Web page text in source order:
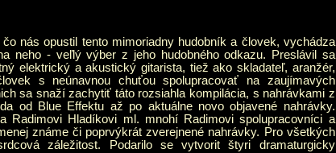
nás opustil tento mimoriadny hudobník a človek, vychádza
neho - veľlý výber z jeho hudobného odkazu. Preslávil sa
elektrický a akustický gitarista, tiež ako skladateľ, aranžér,
s neúnavnou chuťou spolupracovať na zaujímavých
sa snaží zachytiť táto rozsiahla kompilácia, s nahrávkami z
od Blue Effektu až po aktuálne novo objavené nahrávky.
Radimovi Hladíkovi ml. mnohí Radimovi spolupracovníci a
známe či poprvýkrát zverejnené nahrávky. Pro všetkých
záležitost. Podarilo se vytvorit štyri dramaturgicky